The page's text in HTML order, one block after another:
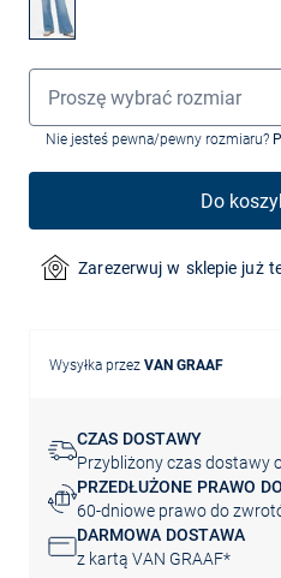
Wybór rozmiaru
Proszę wybrać rozmiar
Nie jesteś pewna/pewny rozmiaru?
Do
Zarezerwuj w sklepie już
Wysyłka przez VAN GRAAF
CZAS DOSTAWY
Przybliżony czas dostawy
PRZEDŁUŻONE PRAWO
60-dniowe prawo do
DARMOWA DOSTAWA
z kartą VAN GRAAF*